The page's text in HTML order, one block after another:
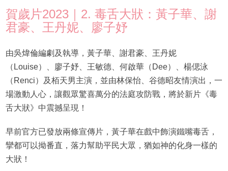
賀歲片2023｜2. 毒舌大狀：黃子華、謝
君豪、王丹妮、廖子妤
由吳煒倫編劇及執導，黃子華、謝君豪、王丹妮
（Louise）、廖子妤、王敏德、何啟華（Dee）、楊偲泳
（Renci）及栢天男主演，並由林保怡、谷德昭友情演出，一
場激動人心，讓觀眾驚喜萬分的法庭攻防戰，將於新片《毒
舌大狀》中震撼呈現！
早前官方已發放兩條宣傳片，黃子華在戲中飾演鐵嘴毒舌，
攣都可以拗番直，落力幫助平民大眾，猶如神的化身一樣的
大狀！